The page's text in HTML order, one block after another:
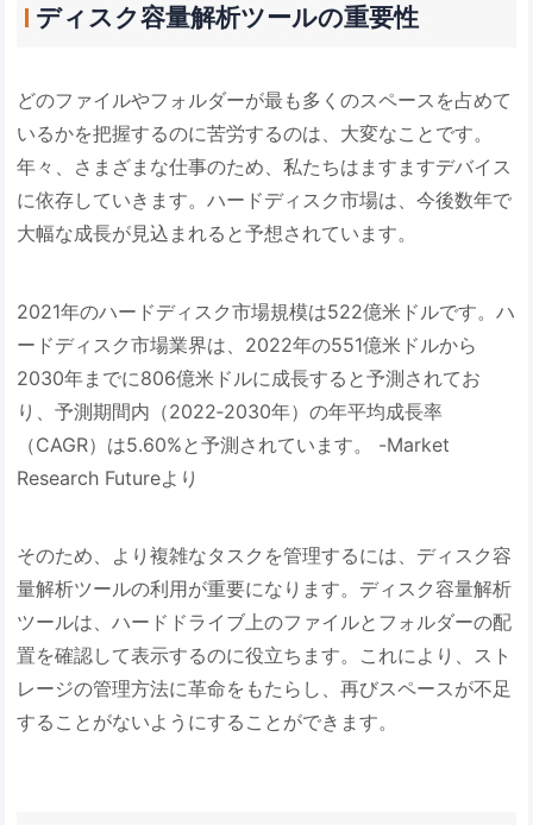
ディスク容量解析ツールの重要性
どのファイルやフォルダーが最も多くのスペースを占めて
いるかを把握するのに苦労するのは、大変なことです。
年々、さまざまな仕事のため、私たちはますますデバイス
に依存していきます。ハードディスク市場は、今後数年で
大幅な成長が見込まれると予想されています。
2021年のハードディスク市場規模は522億米ドルです。ハ
ードディスク市場業界は、2022年の551億米ドルから
2030年までに806億米ドルに成長すると予測されてお
り、予測期間内（2022‐2030年）の年平均成長率
（CAGR）は5.60%と予測されています。 -Market
Research Futureより
そのため、より複雑なタスクを管理するには、ディスク容
量解析ツールの利用が重要になります。ディスク容量解析
ツールは、ハードドライブ上のファイルとフォルダーの配
置を確認して表示するのに役立ちます。これにより、スト
レージの管理方法に革命をもたらし、再びスペースが不足
することがないようにすることができます。